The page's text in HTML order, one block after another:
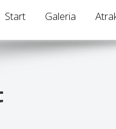
Start Galeria